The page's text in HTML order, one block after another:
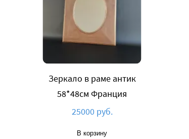
Зеркало в раме антик
58*48см Франция
25000 руб.
В корзину